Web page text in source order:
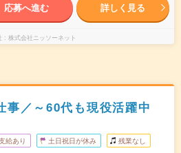
応募へ進む 詳しく見る
株式会社ニッソーネット
事／～60代も現役活躍中
給あり 土日祝日が休み 残業なし